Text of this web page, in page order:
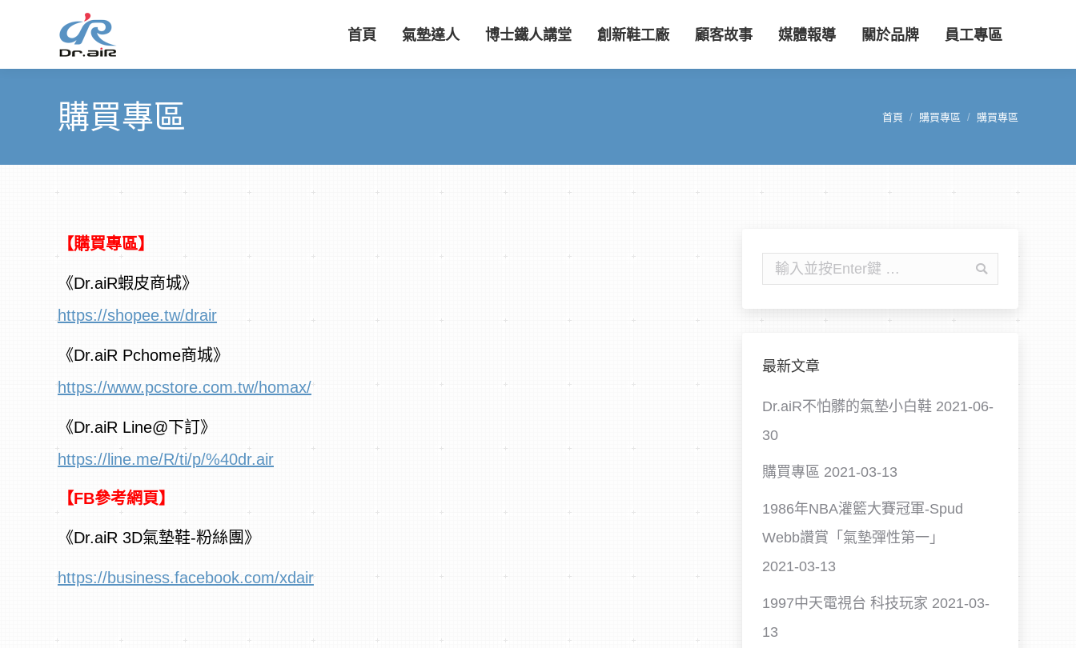
首頁 氣墊達人 博士鐵人講堂 創新鞋工廠 顧客故事 媒體報導 關於品牌 員工專區
購買專區 您在這裡：
首頁 購買專區 購買專區
【購買專區】
《Dr.aiR蝦皮商城》
https://shopee.tw/drair
《Dr.aiR Pchome商城》
https://www.pcstore.com.tw/homax/
《Dr.aiR Line@下訂》
https://line.me/R/ti/p/%40dr.air
【FB參考網頁】
《Dr.aiR 3D氣墊鞋-粉絲團》
https://business.facebook.com/xdair
最新文章
Dr.aiR不怕髒的氣墊小白鞋 2021-06-
30
購買專區 2021-03-13
1986年NBA灌籃大賽冠軍-Spud
Webb讚賞「氣墊彈性第一」
2021-03-13
1997中天電視台 科技玩家 2021-03-
13